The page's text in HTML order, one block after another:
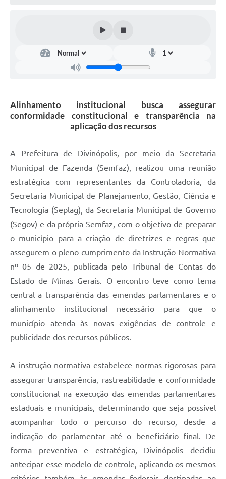
Alinhamento institucional busca assegurar
conformidade constitucional e transparência na
aplicação dos recursos
A Prefeitura de Divinópolis, por meio da Secretaria
Municipal de Fazenda (Semfaz), realizou uma reunião
estratégica com representantes da Controladoria, da
Secretaria Municipal de Planejamento, Gestão, Ciência e
Tecnologia (Seplag), da Secretaria Municipal de Governo
(Segov) e da própria Semfaz, com o objetivo de preparar
o município para a criação de diretrizes e regras que
assegurem o pleno cumprimento da Instrução Normativa
nº 05 de 2025, publicada pelo Tribunal de Contas do
Estado de Minas Gerais. O encontro teve como tema
central a transparência das emendas parlamentares e o
alinhamento institucional necessário para que o
município atenda às novas exigências de controle e
publicidade dos recursos públicos.
A instrução normativa estabelece normas rigorosas para
assegurar transparência, rastreabilidade e conformidade
constitucional na execução das emendas parlamentares
estaduais e municipais, determinando que seja possível
acompanhar todo o percurso do recurso, desde a
indicação do parlamentar até o beneficiário final. De
forma preventiva e estratégica, Divinópolis decidiu
antecipar esse modelo de controle, aplicando os mesmos